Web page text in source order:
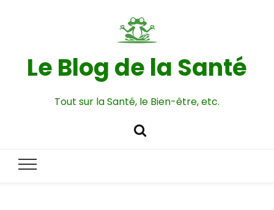
Le Blog de la Santé
Tout sur la Santé, le Bien-être, etc.